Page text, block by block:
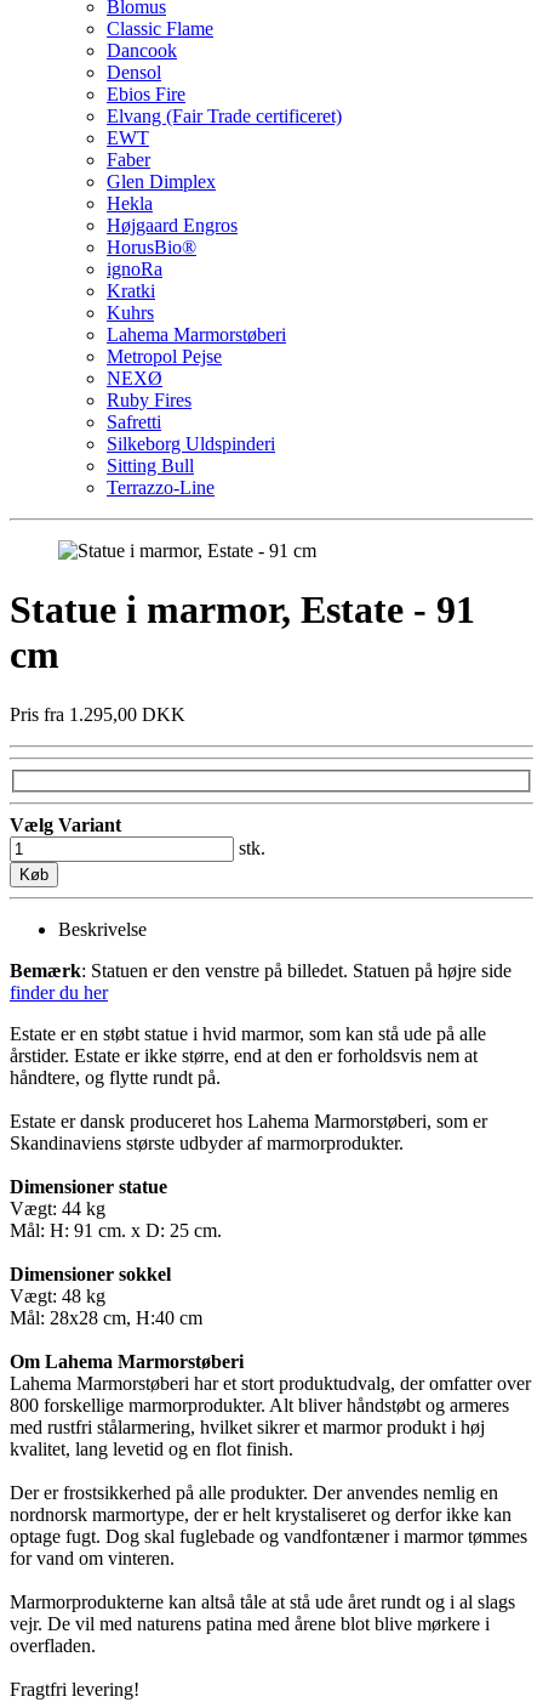
Blomus
Classic Flame
Dancook
Densol
Ebios Fire
Elvang (Fair Trade certificeret)
EWT
Faber
Glen Dimplex
Hekla
Højgaard Engros
HorusBio®
ignoRa
Kratki
Kuhrs
Lahema Marmorstøberi
Metropol Pejse
NEXØ
Ruby Fires
Safretti
Silkeborg Uldspinderi
Sitting Bull
Terrazzo-Line
Statue i marmor, Estate - 91
cm
Pris fra 1.295,00 DKK
Vælg Variant
stk.
Køb
Beskrivelse
Bemærk: Statuen er den venstre på billedet. Statuen på højre side
finder du her
Estate er en støbt statue i hvid marmor, som kan stå ude på alle
årstider. Estate er ikke større, end at den er forholdsvis nem at
håndtere, og flytte rundt på.
Estate er dansk produceret hos Lahema Marmorstøberi, som er
Skandinaviens største udbyder af marmorprodukter.
Dimensioner statue
Vægt: 44 kg
Mål: H: 91 cm. x D: 25 cm.
Dimensioner sokkel
Vægt: 48 kg
Mål: 28x28 cm, H:40 cm
Om Lahema Marmorstøberi
Lahema Marmorstøberi har et stort produktudvalg, der omfatter over
800 forskellige marmorprodukter. Alt bliver håndstøbt og armeres
med rustfri stålarmering, hvilket sikrer et marmor produkt i høj
kvalitet, lang levetid og en flot finish.
Der er frostsikkerhed på alle produkter. Der anvendes nemlig en
nordnorsk marmortype, der er helt krystaliseret og derfor ikke kan
optage fugt. Dog skal fuglebade og vandfontæner i marmor tømmes
for vand om vinteren.
Marmorprodukterne kan altså tåle at stå ude året rundt og i al slags
vejr. De vil med naturens patina med årene blot blive mørkere i
overfladen.
Fragtfri levering!